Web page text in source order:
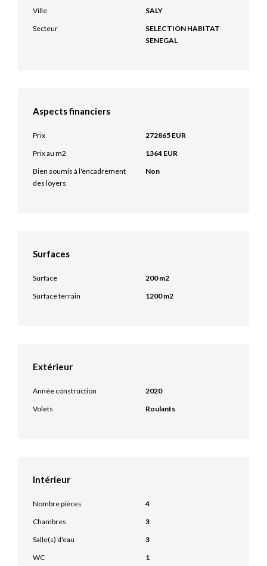
Ville
SALY
Secteur
SELECTION HABITAT
SENEGAL
Aspects financiers
Prix
272865 EUR
Prix au m2
1364 EUR
Bien soumis à l'encadrement
des loyers
Non
Surfaces
Surface
200 m2
Surface terrain
1200 m2
Extérieur
Année construction
2020
Volets
Roulants
Intérieur
Nombre pièces
4
Chambres
3
Salle(s) d'eau
3
WC
1